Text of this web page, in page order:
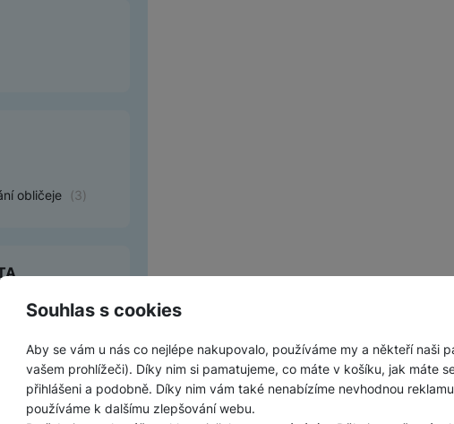
Souhlas s cookies
Aby se vám u nás co nejlépe nakupovalo, používáme my a někteří naši
vašem prohlížeči). Díky nim si pamatujeme, co máte v košíku, jak máte
přihlášeni a podobně. Díky nim vám také nenabízíme nevhodnou
používáme k dalšímu zlepšování webu.
obličeje
(3)
karta (3)